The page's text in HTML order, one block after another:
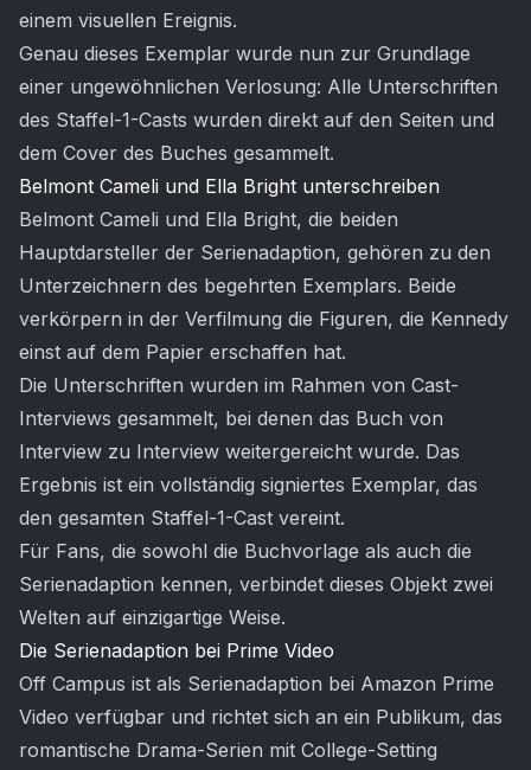
einem visuellen Ereignis.
Genau dieses Exemplar wurde nun zur Grundlage
einer ungewöhnlichen Verlosung: Alle Unterschriften
des Staffel-1-Casts wurden direkt auf den Seiten und
dem Cover des Buches gesammelt.
Belmont Cameli und Ella Bright unterschreiben
Belmont Cameli und Ella Bright, die beiden
Hauptdarsteller der Serienadaption, gehören zu den
Unterzeichnern des begehrten Exemplars. Beide
verkörpern in der Verfilmung die Figuren, die Kennedy
einst auf dem Papier erschaffen hat.
Die Unterschriften wurden im Rahmen von Cast-
Interviews gesammelt, bei denen das Buch von
Interview zu Interview weitergereicht wurde. Das
Ergebnis ist ein vollständig signiertes Exemplar, das
den gesamten Staffel-1-Cast vereint.
Für Fans, die sowohl die Buchvorlage als auch die
Serienadaption kennen, verbindet dieses Objekt zwei
Welten auf einzigartige Weise.
Die Serienadaption bei Prime Video
Off Campus ist als Serienadaption bei Amazon Prime
Video verfügbar und richtet sich an ein Publikum, das
romantische Drama-Serien mit College-Setting